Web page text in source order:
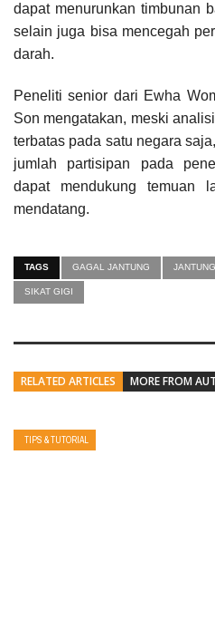
dapat menurunkan timbunan
selain juga bisa mencegah
darah.
Peneliti senior dari Ewha
Son mengatakan, meski
terbatas pada satu negara
jumlah partisipan pada
dapat mendukung temuan
mendatang.
TAGS GAGAL JANTUNG JANTUNG
SIKAT GIGI
RELATED ARTICLES MORE FROM
TIPS & TUTORIAL